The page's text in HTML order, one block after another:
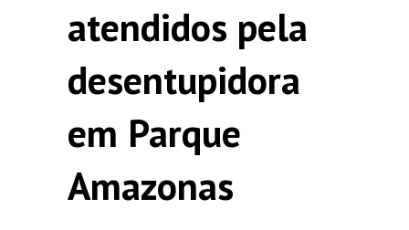
atendidos pela
desentupidora
em Parque
Amazonas